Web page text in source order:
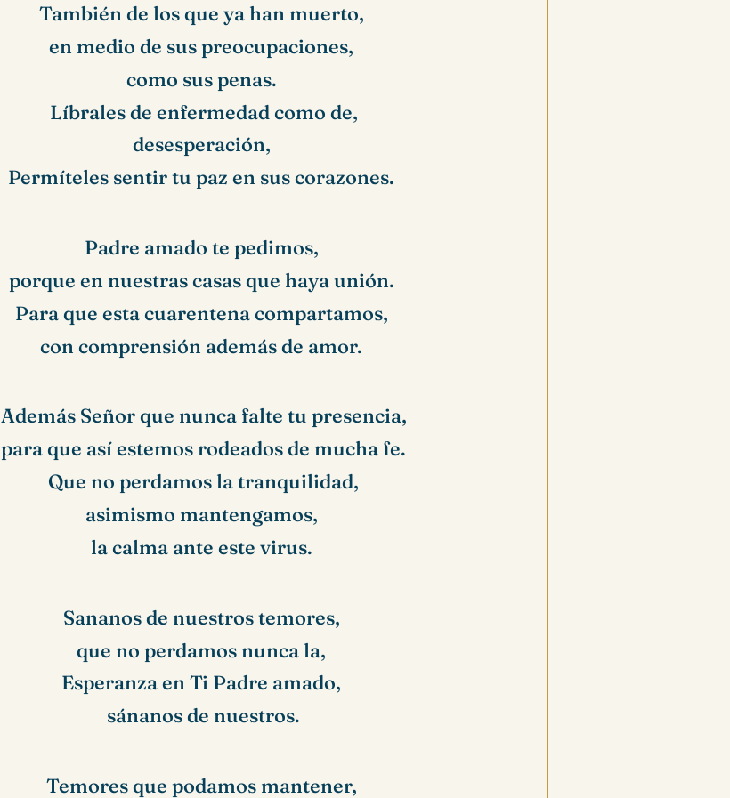
También de los que ya han muerto,
en medio de sus preocupaciones,
como sus penas.
Líbrales de enfermedad como de,
desesperación,
Permíteles sentir tu paz en sus corazones.
Padre amado te pedimos,
porque en nuestras casas que haya unión.
Para que esta cuarentena compartamos,
con comprensión además de amor.
Además Señor que nunca falte tu presencia,
para que así estemos rodeados de mucha fe.
Que no perdamos la tranquilidad,
asimismo mantengamos,
la calma ante este virus.
Sananos de nuestros temores,
que no perdamos nunca la,
Esperanza en Ti Padre amado,
sánanos de nuestros.
Temores que podamos mantener,